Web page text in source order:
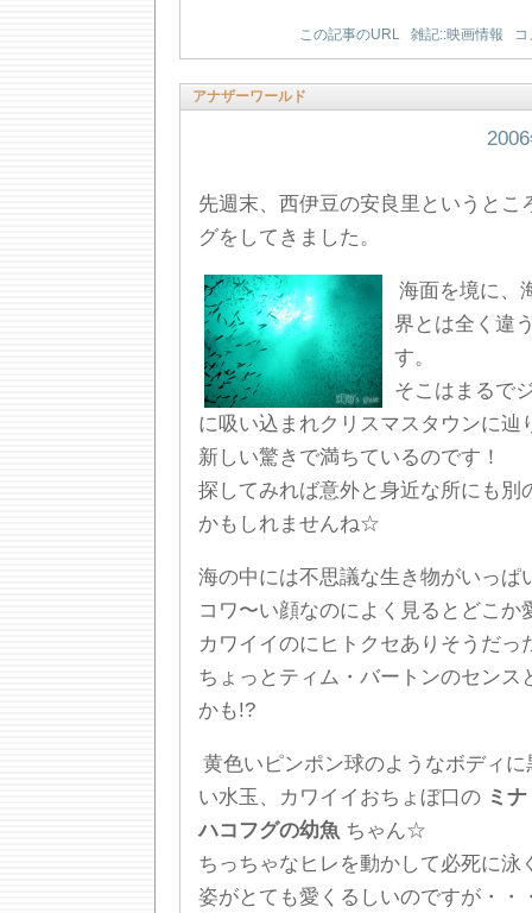
この記事のURL 雑記::映画情報
アナザーワールド
先週末、西伊豆の安良里というとこ
グをしてきました。
海面を境に、
界とは全く違
す。
そこはまるで
に吸い込まれクリスマスタウンに辿
新しい驚きで満ちているのです！
探してみれば意外と身近な所にも別
かもしれませんね☆
海の中には不思議な生き物がいっぱ
コワ〜い顔なのによく見るとどこか
カワイイのにヒトクセありそうだっ
ちょっとティム・バートンのセンス
かも!?
黄色いピンポン球のようなボディに
い水玉、カワイイおちょぼ口の ミ
ハコフグの幼魚 ちゃん☆
ちっちゃなヒレを動かして必死に泳
姿がとても愛くるしいのですが・・